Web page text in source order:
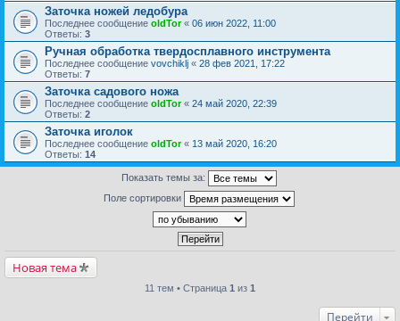
Заточка ножей ледобура
Последнее сообщение oldTor« 06 июн 2022, 11:00
Ответы: 3
Ручная обработка твердосплавного инструмента
Последнее сообщение vovchiklj « 28 фев 2021, 17:22
Ответы: 7
Заточка садового ножа
Последнее сообщение oldTor« 24 май 2020, 22:39
Ответы: 2
Заточка иголок
Последнее сообщение oldTor« 13 май 2020, 16:20
Ответы: 14
Показать темы за:
Поле сортировки
Новая тема
11 тем • Страница 1 из 1
Перейти